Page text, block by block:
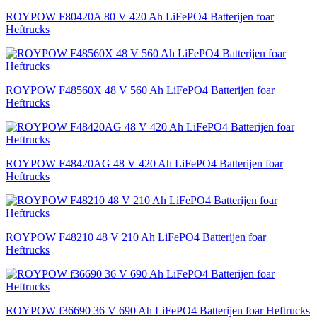
ROYPOW F80420A 80 V 420 Ah LiFePO4 Batterijen foar
Heftrucks
ROYPOW F48560X 48 V 560 Ah LiFePO4 Batterijen foar
Heftrucks
ROYPOW F48420AG 48 V 420 Ah LiFePO4 Batterijen foar
Heftrucks
ROYPOW F48210 48 V 210 Ah LiFePO4 Batterijen foar
Heftrucks
ROYPOW f36690 36 V 690 Ah LiFePO4 Batterijen foar Heftrucks